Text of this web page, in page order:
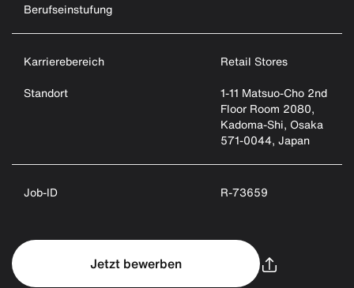
Berufseinstufung
Karrierebereich
Retail Stores
Standort
1-11 Matsuo-Cho 2nd
Floor Room 2080,
Kadoma-Shi, Osaka
571-0044, Japan
Job-ID R-73659
Jetzt bewerben